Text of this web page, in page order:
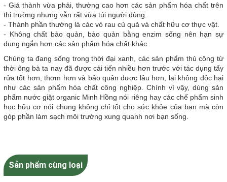
- Giá thành vừa phải, thường cao hơn các sản phẩm hóa chất trên
thị trường nhưng vẫn rất vừa túi người dùng.
- Thành phần thường là các vỏ rau củ quả và chất hữu cơ thực vật.
- Không chất bảo quản, bảo quản bằng enzim sống nên hạn sự
dụng ngắn hơn các sản phẩm hóa chất khác.
Chúng ta đang sống trong thời đại xanh, các sản phẩm thủ công từ
thời ông bà ta nay đã được cải tiến nhiều hơn trước với tác dụng tẩy
rửa tốt hơn, thơm hơn và bảo quản được lâu hơn, lại không độc hại
như các sản phẩm hóa chất công nghiệp. Chính vì vậy, dùng sản
phẩm nước giặt organic Minh Hồng nói riêng hay các chế phẩm sinh
học hữu cơ nói chung không chỉ tốt cho sức khỏe của bạn mà còn
góp phần làm sạch môi trường xung quanh nơi bạn sống.
Sản phẩm cùng loại